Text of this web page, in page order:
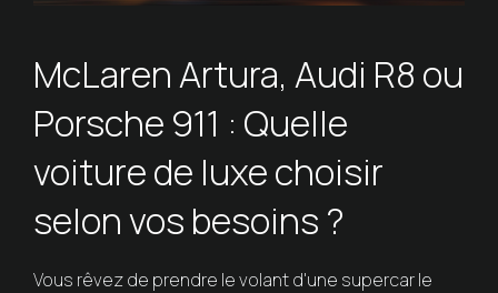
McLaren Artura, Audi R8 ou
Porsche 911 : Quelle
voiture de luxe choisir
selon vos besoins ?
Vous rêvez de prendre le volant d'une supercar le